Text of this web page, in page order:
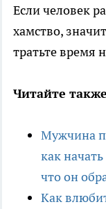
Если человек
хамство,
тратьте время
Читайте
Мужчина
как
что он
Как